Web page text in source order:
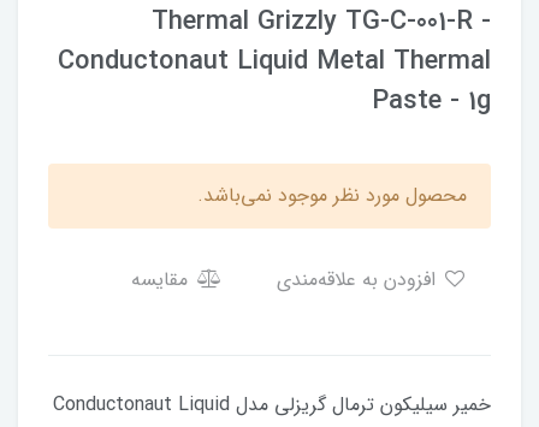
Thermal Grizzly TG-C-001-R -
Conductonaut Liquid Metal Thermal
Paste - 1g
محصول مورد نظر موجود نمی‌باشد.
مقایسه
خمیر سیلیکون ترمال گریزلی مدل Conductonaut Liquid